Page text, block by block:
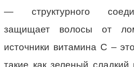
— структурного
защищает волосы от
источники витамина С –